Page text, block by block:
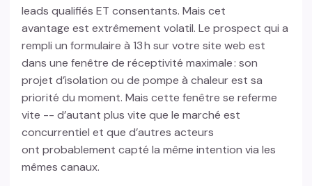
leads qualifiés ET consentants. Mais cet
avantage est extrêmement volatil. Le prospect qui a
rempli un formulaire à 13 h sur votre site web est
dans une fenêtre de réceptivité maximale : son
projet d’isolation ou de pompe à chaleur est sa
priorité du moment. Mais cette fenêtre se referme
vite -- d’autant plus vite que le marché est
concurrentiel et que d’autres acteurs
ont probablement capté la même intention via les
mêmes canaux.